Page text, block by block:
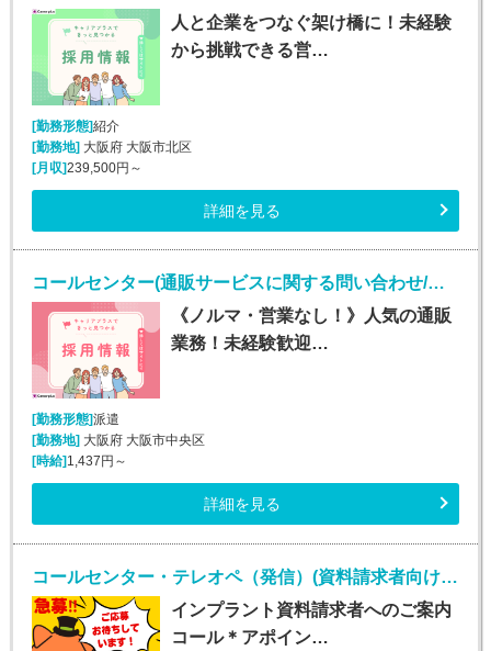
人と企業をつなぐ架け橋に！未経験
から挑戦できる営…
[勤務形態]紹介
[勤務地]大阪府 大阪市北区
[月収]239,500円～
詳細を見る
コールセンター(通販サービスに関する問い合わせ/平日のみ/未経験OK)
《ノルマ・営業なし！》人気の通販
業務！未経験歓迎…
[勤務形態]派遣
[勤務地] 大阪府 大阪市中央区
[時給] 1,437円～
詳細を見る
コールセンター・テレオペ（発信）(資料請求者向けコールセンター)
インプラント資料請求者へのご案内
コール＊アポイン…